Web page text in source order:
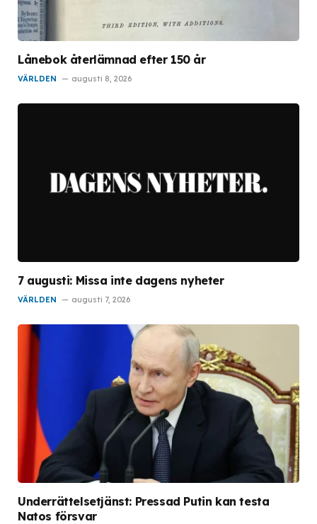
Lånebok återlämnad efter 150 år
VÄRLDEN augusti 8, 2026
7 augusti: Missa inte dagens nyheter
VÄRLDEN augusti 7, 2026
Underrättelsetjänst: Pressad Putin kan testa
Natos försvar